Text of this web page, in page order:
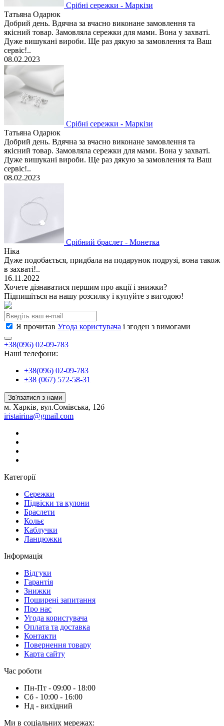
Срібні сережки - Маркізи
Татьяна Одарюк
Добрий день. Вдячна за вчасно виконане замовлення та
якісний товар. Замовляла сережки для мами. Вона у захваті.
Дуже вишукані вироби. Ще раз дякую за замовлення та Ваш
сервіс!..
08.02.2023
Срібні сережки - Маркізи
Татьяна Одарюк
Добрий день. Вдячна за вчасно виконане замовлення та
якісний товар. Замовляла сережки для мами. Вона у захваті.
Дуже вишукані вироби. Ще раз дякую за замовлення та Ваш
сервіс!..
08.02.2023
Срібний браслет - Монетка
Ніка
Дуже подобається, придбала на подарунок подрузі, вона також
в захваті!..
16.11.2022
Хочете дізнаватися першим про акції і знижки?
Підпишіться на нашу розсилку і купуйте з вигодою!
Я прочитав Угода користувача і згоден з вимогами
+38(096) 02-09-783
Наші телефони:
+38(096) 02-09-783
+38 (067) 572-58-31
Зв'язатися з нами
м. Харків, вул.Сомівська, 12б
iristairina@gmail.com
Категорії
Сережки
Підвіски та кулони
Браслети
Кольє
Каблучки
Ланцюжки
Інформація
Вiдгуки
Гарантія
Знижки
Поширені запитання
Про нас
Угода користувача
Оплата та доставка
Контакти
Повернення товару
Карта сайту
Час роботи
Пн-Пт - 09:00 - 18:00
Сб - 10:00 - 16:00
Нд - вихiдний
Ми в соціальних мережах: